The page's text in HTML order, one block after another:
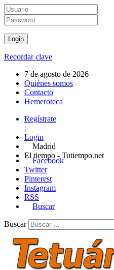
Recordar clave
7 de agosto de 2026
Quiénes somos
Contacto
Hemeroteca
Regístrate
|
Login
Madrid
El tiempo - Tutiempo.net
Facebook
Twitter
Pinterest
Instagram
RSS
Buscar
Buscar